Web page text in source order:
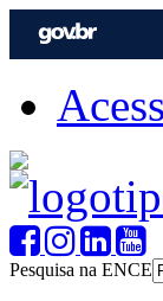
Pesquisa na ENCE